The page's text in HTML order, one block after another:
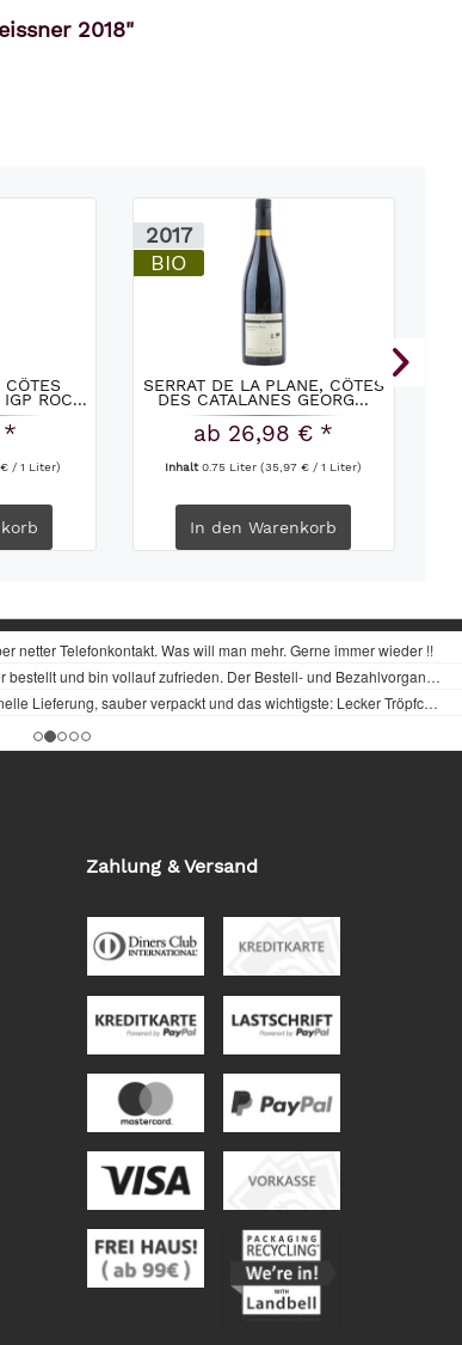
2018"
IGP ROC...
*
€ / 1 Liter)
2017
BIO
SERRAT DE LA PLANE, CÔTES
DES CATALANES GEORG...
ab 26,98 € *
Inhalt0.75 Liter(35,97 € / 1 Liter)
In den Warenkorb
Zahlung & Versand